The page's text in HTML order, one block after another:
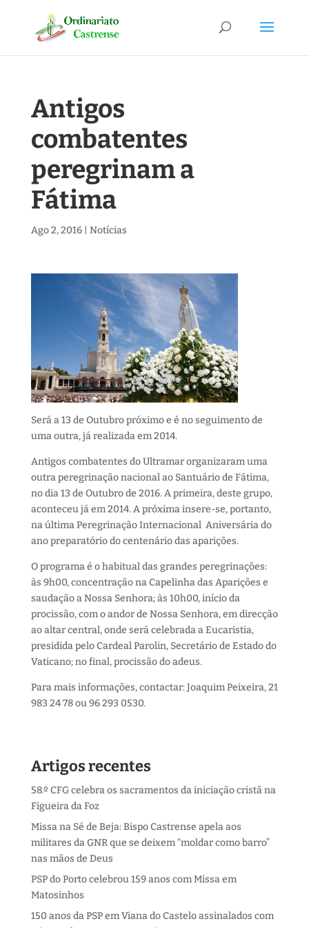
Antigos
combatentes
peregrinam a
Fátima
Ago 2, 2016| Notícias
Será a 13 de Outubro próximo e é no seguimento de
uma outra, já realizada em 2014.
Antigos combatentes do Ultramar organizaram uma
outra peregrinação nacional ao Santuário de Fátima,
no dia 13 de Outubro de 2016. A primeira, deste grupo,
aconteceu já em 2014. A próxima insere-se, portanto,
na última Peregrinação Internacional Aniversária do
ano preparatório do centenário das aparições.
O programa é o habitual das grandes peregrinações:
às 9h00, concentração na Capelinha das Aparições e
saudação a Nossa Senhora; às 10h00, início da
procissão, com o andor de Nossa Senhora, em direcção
ao altar central, onde será celebrada a Eucaristia,
presidida pelo Cardeal Parolin, Secretário de Estado do
Vaticano; no final, procissão do adeus.
Para mais informações, contactar: Joaquim Peixeira, 21
983 24 78 ou 96 293 0530.
Artigos recentes
58.º CFG celebra os sacramentos da iniciação cristã na
Figueira da Foz
Missa na Sé de Beja: Bispo Castrense apela aos
militares da GNR que se deixem “moldar como barro”
nas mãos de Deus
PSP do Porto celebrou 159 anos com Missa em
Matosinhos
150 anos da PSP em Viana do Castelo assinalados com